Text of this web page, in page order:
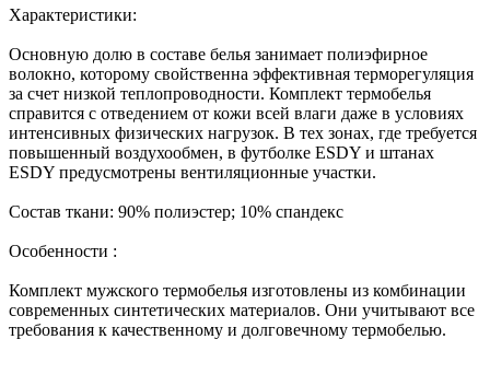
Характеристики:
Основную долю в составе белья занимает полиэфирное
волокно, которому свойственна эффективная терморегуляция
за счет низкой теплопроводности. Комплект термобелья
справится с отведением от кожи всей влаги даже в условиях
интенсивных физических нагрузок. В тех зонах, где требуется
повышенный воздухообмен, в футболке ESDY и штанах
ESDY предусмотрены вентиляционные участки.
Состав ткани: 90% полиэстер; 10% спандекс
Особенности :
Комплект мужского термобелья изготовлены из комбинации
современных синтетических материалов. Они учитывают все
требования к качественному и долговечному термобелью.